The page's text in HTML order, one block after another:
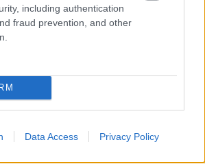
including authentication
fraud prevention, and other
Data Access Privacy Policy
αλλαγή ασφαλείας